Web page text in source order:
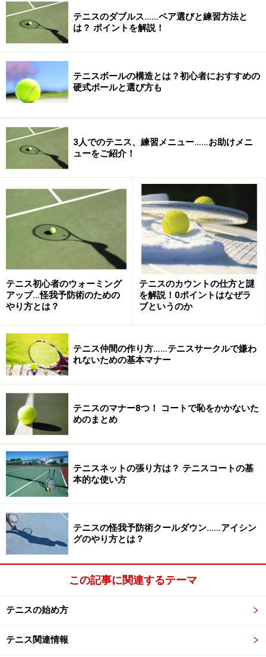
テニスコートも保護しており、専用シューズ着用を義務
にしているテニスコートも多く存在します。地面がコン
クリートのコート（ハードコート）ではソールが擦れて
履くとカーペットに傷がつくので注意してください。
「付き合いでテニスをするだけ」という人は、シューズ
をレンタルで貸してくれるところもあるので利用してみ
てください（公営コートは不貸出）。
■服装
ほとんどのコートでは、運動のできる服装であれば問題
ありません（ごく稀に、ウェアの色を白基調としている
テニスクラブも）。
■ラケット
友人に借りるのも一つの手ですが、ラケットを人に貸し
たくないというケースもあります。そういう場合は、レ
ンタルをしてくれるテニスコートも多いので利用してみ
てください。
ネットの張り方
ネットが緩んでいたら、専用ハンドルを使って張りを持た
せる
当日最初にコートを使う場合は、ネットが緩められてい
テニスのダブルス……ペア選びと練習方法と
は？ ポイントを解説！
テニスボールの構造とは？初心者におすすめの
硬式ボールと選び方も
3人でのテニス、練習メニュー……お助けメニ
ューをご紹介！
テニス初心者のウォーミング
アップ…怪我予防術のための
やり方とは？
テニスのカウントの仕方と謎
を解説！0ポイントはなぜラ
ブというのか
テニス仲間の作り方……テニスサークルで嫌わ
れないための基本マナー
テニスのマナー8つ！ コートで恥をかかないた
めのまとめ
テニスネットの張り方は？ テニスコートの基
本的な使い方
テニスの怪我予防術クールダウン……アイシン
グのやり方とは？
この記事に関連するテーマ
テニスの始め方
テニス関連情報